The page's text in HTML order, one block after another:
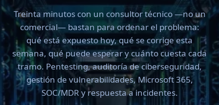
Treinta minutos con un consultor técnico —no un
comercial— bastan para ordenar el problema:
qué está expuesto hoy, qué se corrige esta
semana, qué puede esperar y cuánto cuesta cada
tramo. Pentesting, auditoría de ciberseguridad,
gestión de vulnerabilidades, Microsoft 365,
SOC/MDR y respuesta a incidentes.